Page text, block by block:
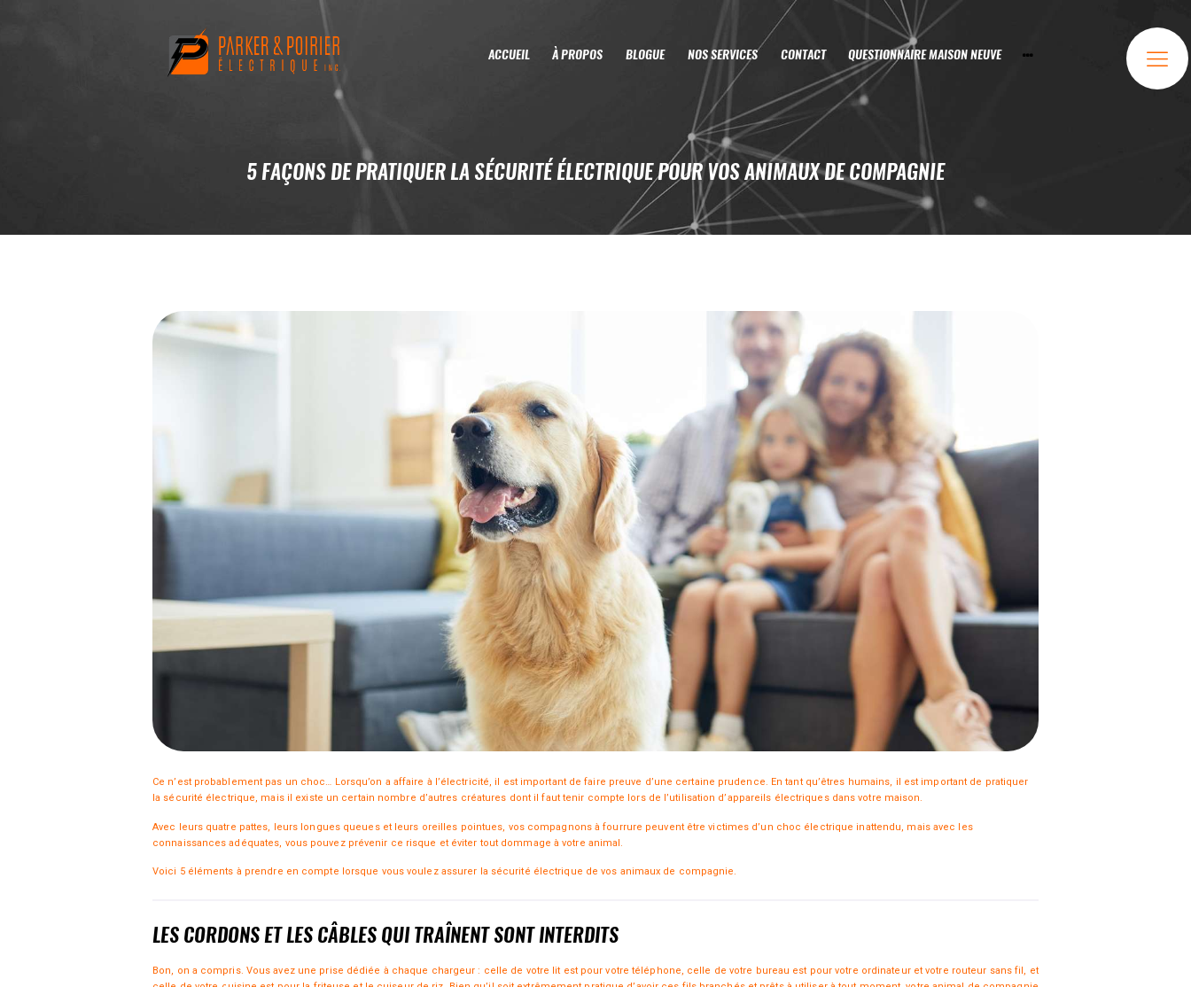
ACCUEIL À PROPOS BLOGUE NOS SERVICES CONTACT QUESTIONNAIRE MAISON NEUVE
5 FAÇONS DE PRATIQUER LA SÉCURITÉ ÉLECTRIQUE POUR VOS ANIMAUX DE COMPAGNIE
Ce n’est probablement pas un choc… Lorsqu’on a affaire à l’électricité, il est important de faire preuve d’une certaine prudence. En tant qu’êtres humains, il est important de pratiquer
la sécurité électrique, mais il existe un certain nombre d’autres créatures dont il faut tenir compte lors de l’utilisation d’appareils électriques dans votre maison.
Avec leurs quatre pattes, leurs longues queues et leurs oreilles pointues, vos compagnons à fourrure peuvent être victimes d’un choc électrique inattendu, mais avec les
connaissances adéquates, vous pouvez prévenir ce risque et éviter tout dommage à votre animal.
Voici 5 éléments à prendre en compte lorsque vous voulez assurer la sécurité électrique de vos animaux de compagnie.
LES CORDONS ET LES CÂBLES QUI TRAÎNENT SONT INTERDITS
Bon, on a compris. Vous avez une prise dédiée à chaque chargeur : celle de votre lit est pour votre téléphone, celle de votre bureau est pour votre ordinateur et votre routeur sans fil, et